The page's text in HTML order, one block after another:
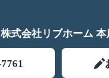
株式会社リブホーム 本